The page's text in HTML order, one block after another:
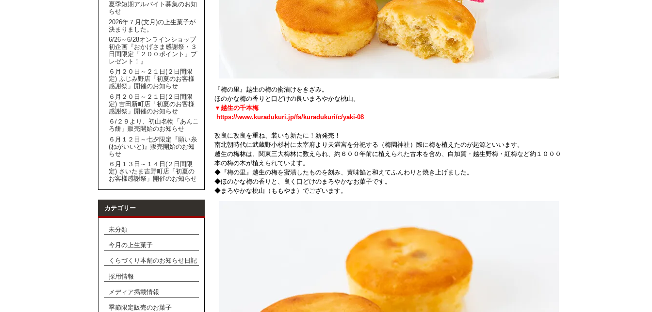
夏季短期アルバイト募集のお知
らせ
2026年７月(文月)の上生菓子が
決まりました。
6/26～6/28オンラインショップ
初企画『おかげさま感謝祭・３
日間限定「２００ポイント」プ
レゼント！』
６月２０日～２１日(２日間限
定) ふじみ野店「初夏のお客様
感謝祭」開催のお知らせ
６月２０日～２１日(２日間限
定) 吉田新町店「初夏のお客様
感謝祭」開催のお知らせ
６/２９より、初山名物「あんこ
ろ餅」販売開始のお知らせ
６月１２日～七夕限定『願い糸
(ねがいいと)』販売開始のお知
らせ
６月１３日～１４日(２日間限
定) さいたま吉野町店「初夏の
お客様感謝祭」開催のお知らせ
カテゴリー
未分類
今月の上生菓子
くらづくり本舗のお知らせ日記
採用情報
メディア掲載情報
季節限定販売のお菓子
『梅の里』越生の梅の蜜漬けをきざみ。
ほのかな梅の香りと口どけの良いまろやかな桃山。
▼越生の千本梅
https://www.kuradukuri.jp/fs/kuradukuri/c/yaki-08
改良に改良を重ね、装いも新たに！新発売！
南北朝時代に武蔵野小杉村に太宰府より天満宮を分祀する（梅園神社）際に梅を植えたのが起源といいます。
越生の梅林は、関東三大梅林に数えられ、約６００年前に植えられた古木を含め、白加賀・越生野梅・紅梅など約１０００
本の梅の木が植えられています。
◆『梅の里』越生の梅を蜜漬したものを刻み、黄味餡と和えてふんわりと焼き上げました。
◆ほのかな梅の香りと、良く口どけのまろやかなお菓子です。
◆まろやかな桃山（ももやま）でございます。